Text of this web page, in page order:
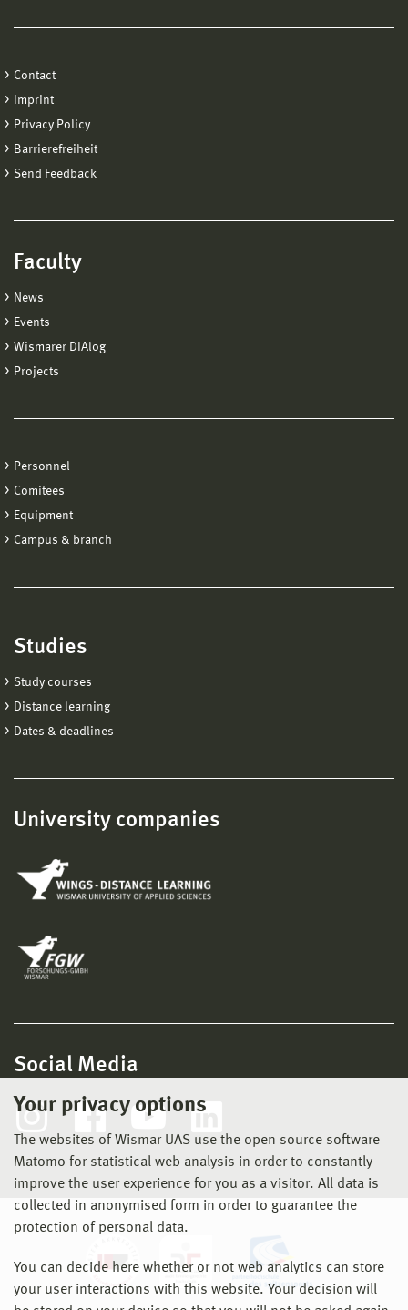
Your privacy options
The websites of Wismar UAS use the open source software
Matomo for statistical web analysis in order to constantly
improve the user experience for you as a visitor. All data is
collected in anonymised form in order to guarantee the
protection of personal data.
You can decide here whether or not web analytics can store
your user interactions with this website. Your decision will
Contact
Imprint
Privacy Policy
Barrierefreiheit
Send Feedback
Faculty
News
Events
Wismarer DIAlog
Projects
Personnel
Comitees
Equipment
Campus & branch
Studies
Study courses
Distance learning
Dates & deadlines
University companies
Social Media